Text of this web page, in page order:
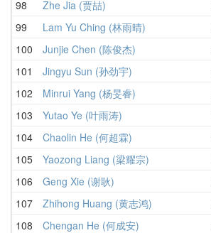
98 Zhe Jia (贾喆)
99
Lam Yu Ching (林雨晴)
100
Junjie Chen (陈俊杰)
101
Jingyu Sun (孙劲宇)
102
Minrui Yang (杨旻睿)
103
Yutao Ye (叶雨涛)
104
Chaolin He (何超霖)
105
Yaozong Liang (梁耀宗)
106
Geng Xie (谢耿)
107
Zhihong Huang (黄志鸿)
108
Chengan He (何成安)